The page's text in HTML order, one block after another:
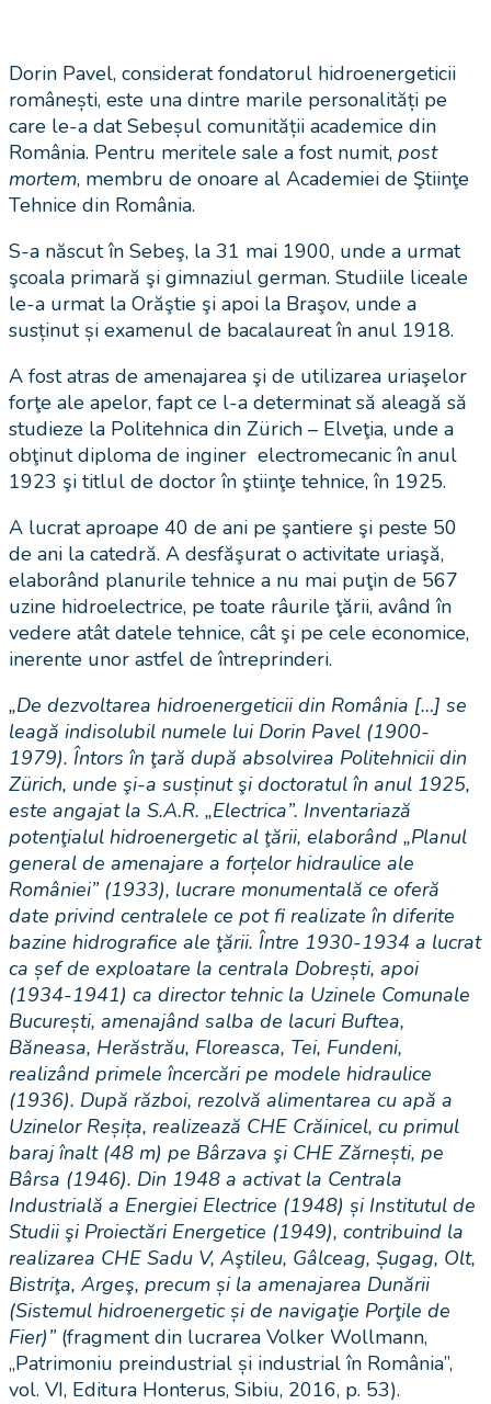
Dorin Pavel, considerat fondatorul hidroenergeticii
românești, este una dintre marile personalități pe
care le-a dat Sebeșul comunității academice din
România. Pentru meritele sale a fost numit, post
mortem, membru de onoare al Academiei de Ştiinţe
Tehnice din România.
S-a născut în Sebeş, la 31 mai 1900, unde a urmat
şcoala primară şi gimnaziul german. Studiile liceale
le-a urmat la Orăştie şi apoi la Braşov, unde a
susținut și examenul de bacalaureat în anul 1918.
A fost atras de amenajarea şi de utilizarea uriaşelor
forţe ale apelor, fapt ce l-a determinat să aleagă să
studieze la Politehnica din Zürich – Elveţia, unde a
obţinut diploma de inginer electromecanic în anul
1923 şi titlul de doctor în ştiinţe tehnice, în 1925.
A lucrat aproape 40 de ani pe şantiere şi peste 50
de ani la catedră. A desfăşurat o activitate uriaşă,
elaborând planurile tehnice a nu mai puţin de 567
uzine hidroelectrice, pe toate râurile ţării, având în
vedere atât datele tehnice, cât şi pe cele economice,
inerente unor astfel de întreprinderi.
„De dezvoltarea hidroenergeticii din România […] se
leagă indisolubil numele lui Dorin Pavel (1900-
1979). Întors în ţară după absolvirea Politehnicii din
Zürich, unde şi-a susținut şi doctoratul în anul 1925,
este angajat la S.A.R. „Electrica”. Inventariază
potenţialul hidroenergetic al ţării, elaborând „Planul
general de amenajare a forțelor hidraulice ale
României” (1933), lucrare monumentală ce oferă
date privind centralele ce pot fi realizate în diferite
bazine hidrografice ale ţării. Între 1930-1934 a lucrat
ca șef de exploatare la centrala Dobrești, apoi
(1934-1941) ca director tehnic la Uzinele Comunale
București, amenajând salba de lacuri Buftea,
Băneasa, Herăstrău, Floreasca, Tei, Fundeni,
realizând primele încercări pe modele hidraulice
(1936). După război, rezolvă alimentarea cu apă a
Uzinelor Reșița, realizează CHE Crăinicel, cu primul
baraj înalt (48 m) pe Bârzava şi CHE Zărnești, pe
Bârsa (1946). Din 1948 a activat la Centrala
Industrială a Energiei Electrice (1948) și Institutul de
Studii şi Proiectări Energetice (1949), contribuind la
realizarea CHE Sadu V, Aştileu, Gâlceag, Șugag, Olt,
Bistriţa, Argeş, precum și la amenajarea Dunării
(Sistemul hidroenergetic și de navigaţie Porţile de
Fier)” (fragment din lucrarea Volker Wollmann,
„Patrimoniu preindustrial și industrial în România”,
vol. VI, Editura Honterus, Sibiu, 2016, p. 53).